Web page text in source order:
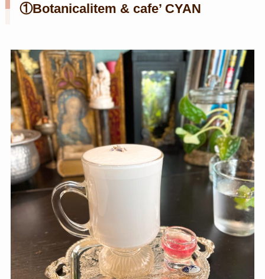
①Botanicalitem & cafe’ CYAN